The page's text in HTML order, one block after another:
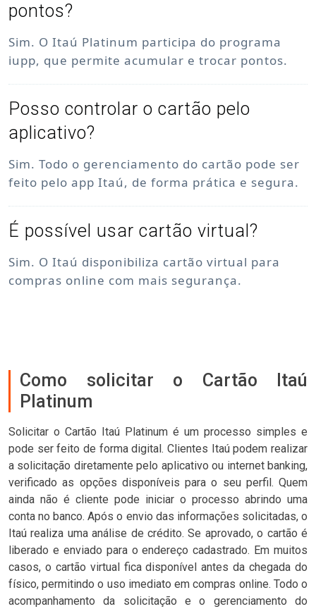
pontos?
Sim. O Itaú Platinum participa do programa
iupp, que permite acumular e trocar pontos.
Posso controlar o cartão pelo
aplicativo?
Sim. Todo o gerenciamento do cartão pode ser
feito pelo app Itaú, de forma prática e segura.
É possível usar cartão virtual?
Sim. O Itaú disponibiliza cartão virtual para
compras online com mais segurança.
Como solicitar o Cartão Itaú
Platinum
Solicitar o Cartão Itaú Platinum é um processo simples e
pode ser feito de forma digital. Clientes Itaú podem realizar
a solicitação diretamente pelo aplicativo ou internet banking,
verificado as opções disponíveis para o seu perfil. Quem
ainda não é cliente pode iniciar o processo abrindo uma
conta no banco. Após o envio das informações solicitadas, o
Itaú realiza uma análise de crédito. Se aprovado, o cartão é
liberado e enviado para o endereço cadastrado. Em muitos
casos, o cartão virtual fica disponível antes da chegada do
físico, permitindo o uso imediato em compras online. Todo o
acompanhamento da solicitação e o gerenciamento do